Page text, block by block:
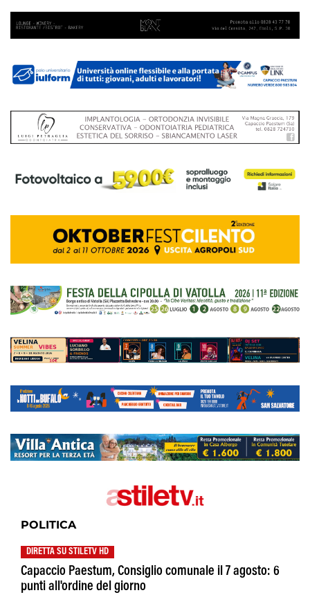
POLITICA
DIRETTA SU STILETV HD
Capaccio Paestum, Consiglio comunale il 7 agosto: 6
punti all'ordine del giorno